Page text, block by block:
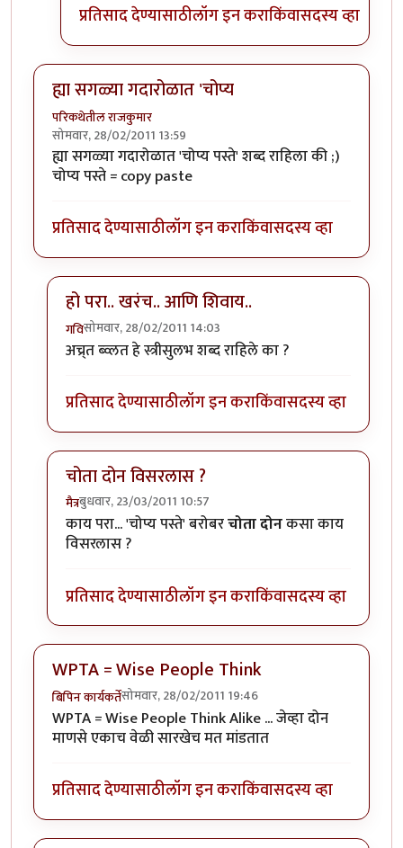
प्रतिसाद देण्यासाठीलॉग इन कराकिंवासदस्य व्हा
ह्या सगळ्या गदारोळात 'चोप्य
परिकथेतील राजकुमार
सोमवार, 28/02/2011 13:59
ह्या सगळ्या गदारोळात 'चोप्य पस्ते' शब्द राहिला की ;)
चोप्य पस्ते = copy paste
प्रतिसाद देण्यासाठीलॉग इन कराकिंवासदस्य व्हा
हो परा.. खरंच.. आणि शिवाय..
गविसोमवार, 28/02/2011 14:03
In reply toह्या सगळ्या गदारोळात 'चोप्य
अच्र्त ब्व्लत हे स्त्रीसुलभ शब्द राहिले का ?
प्रतिसाद देण्यासाठीलॉग इन कराकिंवासदस्य व्हा
चोता दोन विसरलास ?
मैत्रबुधवार, 23/03/2011 10:57
In reply toह्या सगळ्या गदारोळात 'चोप्यbyपरिकथेतील
काय परा... 'चोप्य पस्ते' बरोबरचोता दोनकसा काय
विसरलास ?
प्रतिसाद देण्यासाठीलॉग इन कराकिंवासदस्य व्हा
WPTA = Wise People Think
बिपिन कार्यकर्तेसोमवार, 28/02/2011 19:46
WPTA = Wise People Think Alike ... जेव्हा दोन
माणसे एकाच वेळी सारखेच मत मांडतात
प्रतिसाद देण्यासाठीलॉग इन कराकिंवासदस्य व्हा